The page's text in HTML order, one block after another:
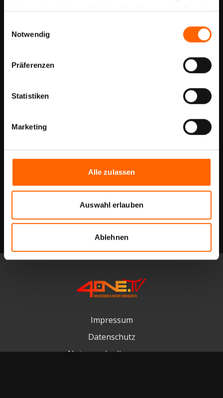
haben oder die sie im Rahmen Ihrer Nutzung der Dienste
Notwendig
Präferenzen
Statistiken
Marketing
Alle zulassen
Auswahl erlauben
Ablehnen
Impressum
Datenschutz
Nutzungsbedingungen